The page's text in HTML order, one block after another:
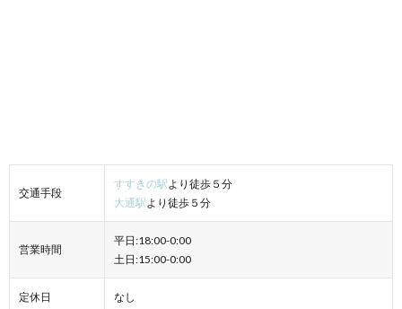
交通手段
すすきの駅より徒歩５分
大通駅より徒歩５分
営業時間
平日:18:00-0:00
土日:15:00-0:00
定休日 なし